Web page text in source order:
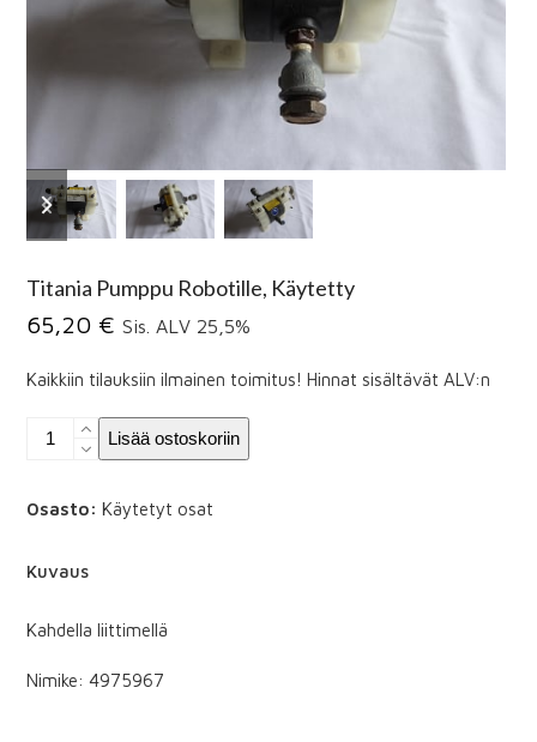
previous
slide
next
slide
Titania Pumppu Robotille, Käytetty
65,20 € Sis. ALV 25,5%
Kaikkiin tilauksiin ilmainen toimitus! Hinnat sisältävät ALV:n
Titania
Pumppu
Käytetty
Lisää ostoskoriin
Osasto: Käytetyt osat
Kuvaus
Kahdella liittimellä
Nimike: 4975967